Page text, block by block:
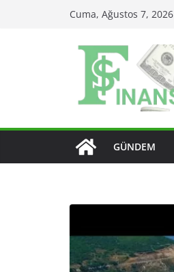
Cuma, Ağustos 7, 2026
GÜNDEM